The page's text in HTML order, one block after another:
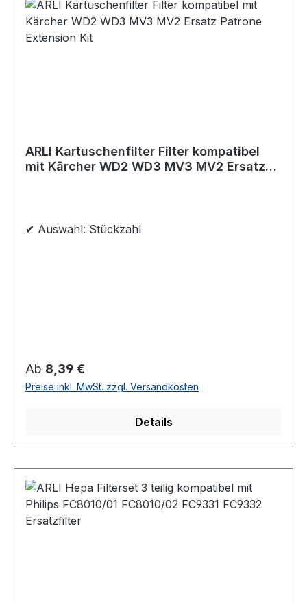
ARLI Kartuschenfilter Filter kompatibel
mit Kärcher WD2 WD3 MV3 MV2 Ersatz
✔ Auswahl: Stückzahl
Regulärer Preis:
Ab 8,39 €
Preise inkl. MwSt. zzgl. Versandkosten
Details